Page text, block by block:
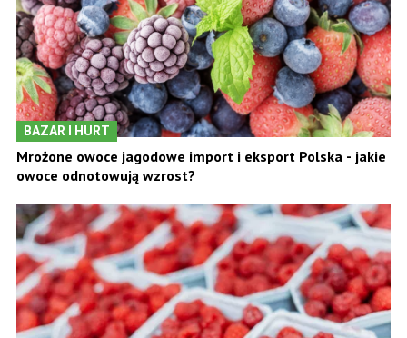
BAZAR I HURT
Mrożone owoce jagodowe import i eksport Polska - jakie
owoce odnotowują wzrost?